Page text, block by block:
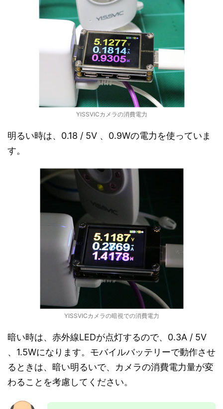
YISSVICカメラの消費電力
明るい時は、0.18 / 5V 、0.9Wの電力を使っていま
す。
YISSVICカメラの暗視での消費電力
暗い時は、赤外線LEDが点灯するので、0.3A / 5V
、1.5Wになります。モバイルバッテリーで動作させ
るときは、暗い明るいで、カメラの消費電力量が変
わることを考慮してください。